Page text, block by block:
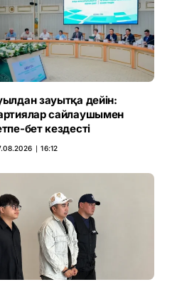
зауытқа дейін:
сайлаушымен
бет кездесті
∣ 16:12